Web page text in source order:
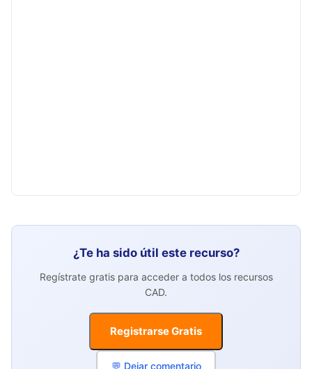
¿Te ha sido útil este recurso?
Regístrate gratis para acceder a todos los recursos
CAD.
Registrarse Gratis
💬 Dejar comentario